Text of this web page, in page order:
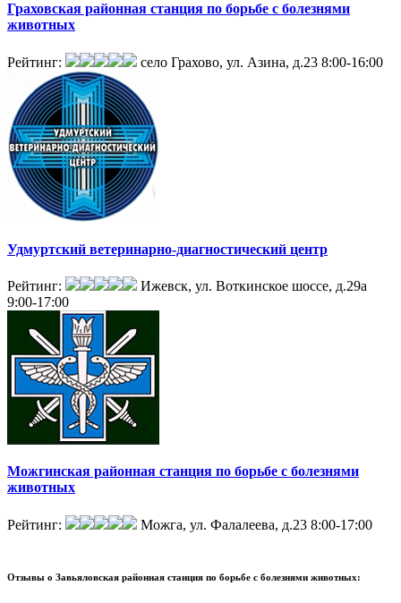
Граховская районная станция по борьбе с болезнями
животных
Рейтинг: село Грахово, ул. Азина, д.23 8:00-16:00
Удмуртский ветеринарно-диагностический центр
Рейтинг:
Ижевск, ул. Воткинское шоссе, д.29а
9:00-17:00
Можгинская районная станция по борьбе с болезнями
животных
Рейтинг: Можга, ул. Фалалеева, д.23 8:00-17:00
Отзывы о Завьяловская районная станция по борьбе с болезнями животных: